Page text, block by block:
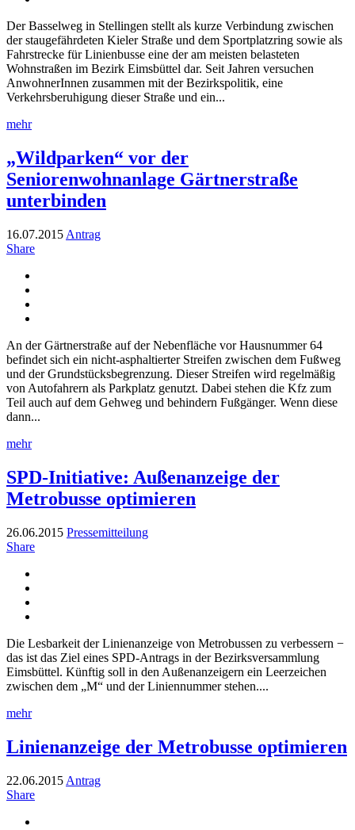
Der Basselweg in Stellingen stellt als kurze Verbindung zwischen
der staugefährdeten Kieler Straße und dem Sportplatzring sowie als
Fahrstrecke für Linienbusse eine der am meisten belasteten
Wohnstraßen im Bezirk Eimsbüttel dar. Seit Jahren versuchen
AnwohnerInnen zusammen mit der Bezirkspolitik, eine
Verkehrsberuhigung dieser Straße und ein...
mehr
„Wildparken“ vor der
Seniorenwohnanlage Gärtnerstraße
unterbinden
16.07.2015 Antrag
Share
An der Gärtnerstraße auf der Nebenfläche vor Hausnummer 64
befindet sich ein nicht-asphaltierter Streifen zwischen dem Fußweg
und der Grundstücksbegrenzung. Dieser Streifen wird regelmäßig
von Autofahrern als Parkplatz genutzt. Dabei stehen die Kfz zum
Teil auch auf dem Gehweg und behindern Fußgänger. Wenn diese
dann...
mehr
SPD-Initiative: Außenanzeige der
Metrobusse optimieren
26.06.2015 Pressemitteilung
Share
Die Lesbarkeit der Linienanzeige von Metrobussen zu verbessern −
das ist das Ziel eines SPD-Antrags in der Bezirksversammlung
Eimsbüttel. Künftig soll in den Außenanzeigern ein Leerzeichen
zwischen dem „M“ und der Liniennummer stehen....
mehr
Linienanzeige der Metrobusse optimieren
22.06.2015 Antrag
Share